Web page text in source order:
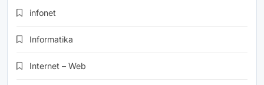
infonet
Informatika
Internet – Web